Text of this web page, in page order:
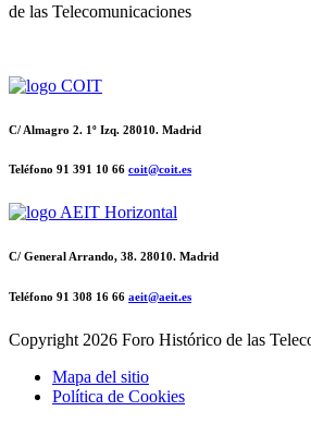
de las Telecomunicaciones
C/ Almagro 2. 1º Izq. 28010. Madrid
Teléfono 91 391 10 66 coit@coit.es
C/ General Arrando, 38. 28010. Madrid
Teléfono 91 308 16 66 aeit@aeit.es
Copyright 2026 Foro Histórico de las
Mapa del sitio
Política de Cookies